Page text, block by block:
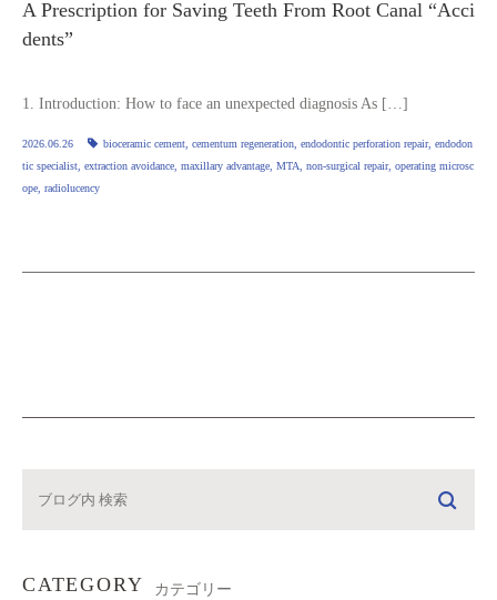
A Prescription for Saving Teeth From Root Canal “Acci
dents”
1. Introduction: How to face an unexpected diagnosis As […]
2026.06.26 bioceramic cement, cementum regeneration, endodontic perforation repair, endodon
tic specialist, extraction avoidance, maxillary advantage, MTA, non‑surgical repair, operating microsc
ope, radiolucency
CATEGORY カテゴリー